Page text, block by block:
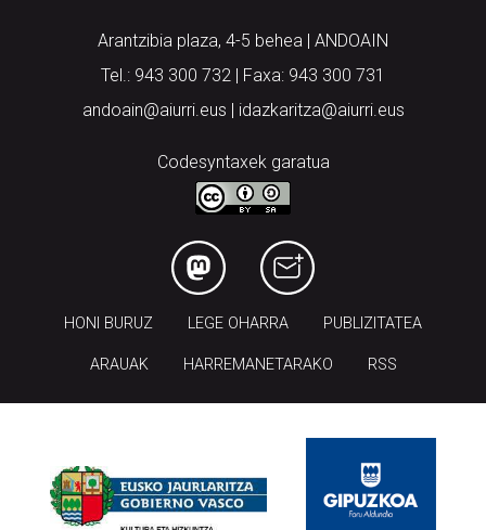
Arantzibia plaza, 4-5 behea | ANDOAIN
Tel.: 943 300 732 | Faxa: 943 300 731
andoain@aiurri.eus | idazkaritza@aiurri.eus
Codesyntaxek garatua
HONI BURUZ LEGE OHARRA PUBLIZITATEA
ARAUAK HARREMANETARAKO RSS